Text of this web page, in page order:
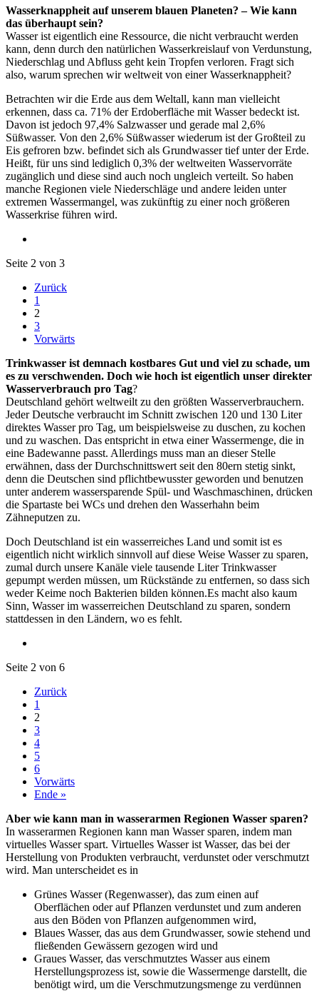
Wasserknappheit auf unserem blauen Planeten? – Wie kann
das überhaupt sein?
Wasser ist eigentlich eine Ressource, die nicht verbraucht werden
kann, denn durch den natürlichen Wasserkreislauf von Verdunstung,
Niederschlag und Abfluss geht kein Tropfen verloren. Fragt sich
also, warum sprechen wir weltweit von einer Wasserknappheit?
Betrachten wir die Erde aus dem Weltall, kann man vielleicht
erkennen, dass ca. 71% der Erdoberfläche mit Wasser bedeckt ist.
Davon ist jedoch 97,4% Salzwasser und gerade mal 2,6%
Süßwasser. Von den 2,6% Süßwasser wiederum ist der Großteil zu
Eis gefroren bzw. befindet sich als Grundwasser tief unter der Erde.
Heißt, für uns sind lediglich 0,3% der weltweiten Wasservorräte
zugänglich und diese sind auch noch ungleich verteilt. So haben
manche Regionen viele Niederschläge und andere leiden unter
extremen Wassermangel, was zukünftig zu einer noch größeren
Wasserkrise führen wird.
Seite 2 von 3
Zurück
1
2
3
Vorwärts
Trinkwasser ist demnach kostbares Gut und viel zu schade, um
es zu verschwenden. Doch wie hoch ist eigentlich unser direkter
Wasserverbrauch pro Tag?
Deutschland gehört weltweilt zu den größten Wasserverbrauchern.
Jeder Deutsche verbraucht im Schnitt zwischen 120 und 130 Liter
direktes Wasser pro Tag, um beispielsweise zu duschen, zu kochen
und zu waschen. Das entspricht in etwa einer Wassermenge, die in
eine Badewanne passt. Allerdings muss man an dieser Stelle
erwähnen, dass der Durchschnittswert seit den 80ern stetig sinkt,
denn die Deutschen sind pflichtbewusster geworden und benutzen
unter anderem wassersparende Spül- und Waschmaschinen, drücken
die Spartaste bei WCs und drehen den Wasserhahn beim
Zähneputzen zu.
Doch Deutschland ist ein wasserreiches Land und somit ist es
eigentlich nicht wirklich sinnvoll auf diese Weise Wasser zu sparen,
zumal durch unsere Kanäle viele tausende Liter Trinkwasser
gepumpt werden müssen, um Rückstände zu entfernen, so dass sich
weder Keime noch Bakterien bilden können.Es macht also kaum
Sinn, Wasser im wasserreichen Deutschland zu sparen, sondern
stattdessen in den Ländern, wo es fehlt.
Seite 2 von 6
Zurück
1
2
3
4
5
6
Vorwärts
Ende »
Aber wie kann man in wasserarmen Regionen Wasser sparen?
In wasserarmen Regionen kann man Wasser sparen, indem man
virtuelles Wasser spart. Virtuelles Wasser ist Wasser, das bei der
Herstellung von Produkten verbraucht, verdunstet oder verschmutzt
wird. Man unterscheidet es in
Grünes Wasser (Regenwasser), das zum einen auf
Oberflächen oder auf Pflanzen verdunstet und zum anderen
aus den Böden von Pflanzen aufgenommen wird,
Blaues Wasser, das aus dem Grundwasser, sowie stehend und
fließenden Gewässern gezogen wird und
Graues Wasser, das verschmutztes Wasser aus einem
Herstellungsprozess ist, sowie die Wassermenge darstellt, die
benötigt wird, um die Verschmutzungsmenge zu verdünnen